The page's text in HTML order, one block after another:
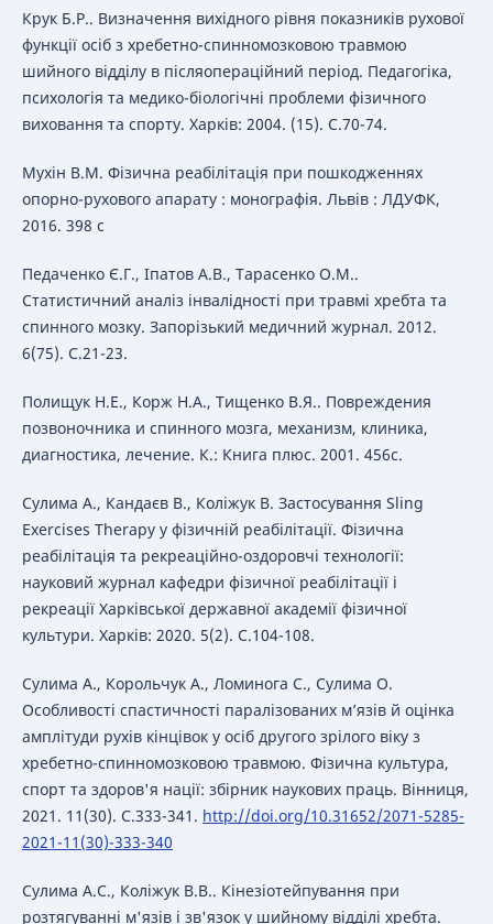
Крук Б.Р.. Визначення вихідного рівня показників рухової
функції осіб з хребетно-спинномозковою травмою
шийного відділу в післяопераційний період. Педагогіка,
психологія та медико-біологічні проблеми фізичного
виховання та спорту. Харків: 2004. (15). С.70-74.
Мухін В.М. Фізична реабілітація при пошкодженнях
опорно-рухового апарату : монографія. Львів : ЛДУФК,
2016. 398 с
Педаченко Є.Г., Іпатов А.В., Тарасенко О.М..
Статистичний аналіз інвалідності при травмі хребта та
спинного мозку. Запорізький медичний журнал. 2012.
6(75). С.21-23.
Полищук Н.Е., Корж Н.А., Тищенко В.Я.. Повреждения
позвоночника и спинного мозга, механизм, клиника,
диагностика, лечение. К.: Книга плюс. 2001. 456с.
Сулима А., Кандаєв В., Коліжук В. Застосування Sling
Exercises Therapy у фізичній реабілітації. Фізична
реабілітація та рекреаційно-оздоровчі технології:
науковий журнал кафедри фізичної реабілітації і
рекреації Харківської державної академії фізичної
культури. Харків: 2020. 5(2). С.104-108.
Сулима А., Корольчук А., Ломинога С., Сулима О.
Особливості спастичності паралізованих м’язів й оцінка
амплітуди рухів кінцівок у осіб другого зрілого віку з
хребетно-спинномозковою травмою. Фізична культура,
спорт та здоров'я нації: збірник наукових праць. Вінниця,
2021. 11(30). С.333-341. http://doi.org/10.31652/2071-5285-
2021-11(30)-333-340
Сулима А.С., Коліжук В.В.. Кінезіотейпування при
розтягуванні м'язів і зв'язок у шийному відділі хребта.